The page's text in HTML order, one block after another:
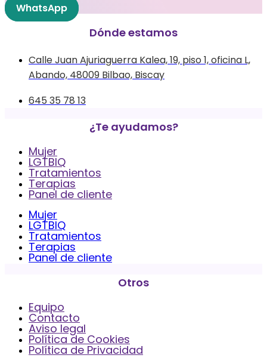
WhatsApp
Dónde estamos
Calle Juan Ajuriaguerra Kalea, 19, piso 1, oficina L,
Abando, 48009 Bilbao, Biscay
645 35 78 13
¿Te ayudamos?
Mujer
LGTBIQ
Tratamientos
Terapias
Panel de cliente
Mujer
LGTBIQ
Tratamientos
Terapias
Panel de cliente
Otros
Equipo
Contacto
Aviso legal
Política de Cookies
Política de Privacidad